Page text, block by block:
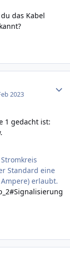
das Kabel
2023
1 gedacht ist:
Standard eine
erlaubt.